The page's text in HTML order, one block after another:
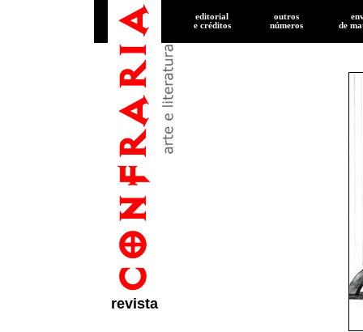
revista
editorial
e créditos
outros
números
de